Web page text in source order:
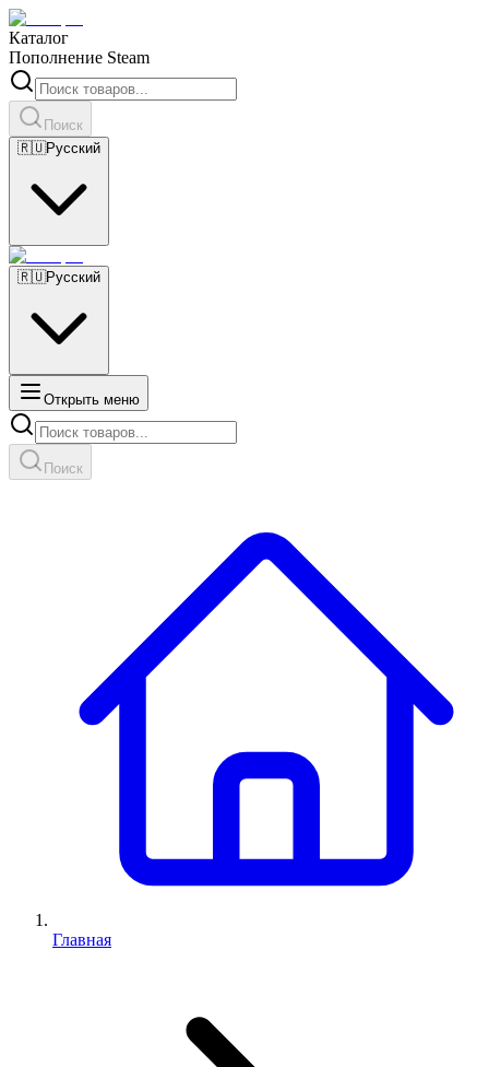
Каталог
Пополнение Steam
Поиск
🇷🇺Русский
🇷🇺Русский
Открыть меню
Поиск
Главная